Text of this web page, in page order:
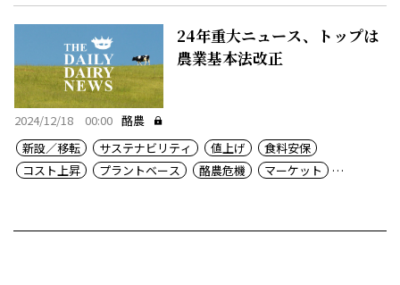
24年重大ニュース、トップは
農業基本法改正
2024/12/18 00:00 酪農
新設／移転
サステナビリティ 値上げ
食料安保
コスト上昇
プラントベース 酪農危機
マーケット